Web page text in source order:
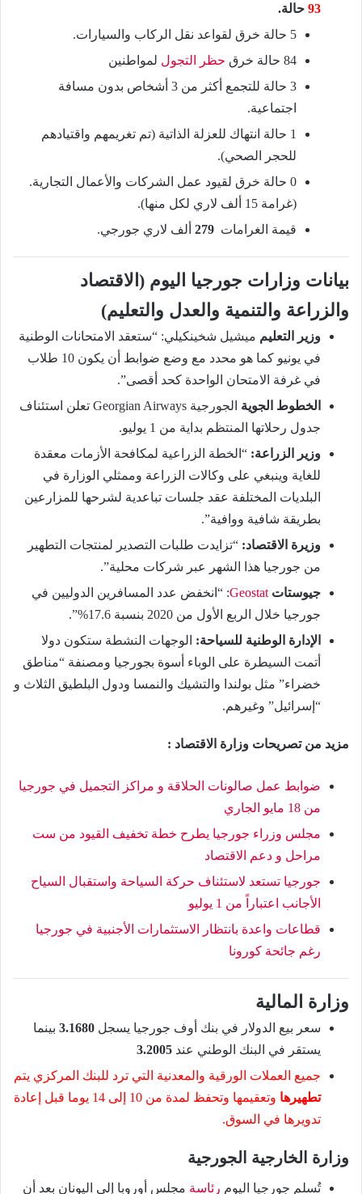
93 حالة.
5 حالة خرق لقواعد نقل الركاب والسيارات.
84 حالة خرق
حظر التجول لمواطنين
3 حالة للتجمع أكثر من 3 أشخاص بدون مسافة
اجتماعية.
1 حالة انتهاك للعزلة الذاتية (تم تغريمهم واقتيادهم
للحجر الصحي).
0 حالة خرق لقيود عمل الشركات والأعمال التجارية.
(غرامة 15 ألف لاري لكل منها).
قيمة الغرامات
ألف لاري جورجي.
بيانات وزارات جورجيا اليوم (الاقتصاد
والزراعة والتنمية والعدل والتعليم)
وزير التعليم ميشيل شخينكيلي: “ستعقد الامتحانات الوطنية
في يونيو كما هو محدد مع وضع ضوابط أن يكون 10 طلاب
في غرفة الامتحان الواحدة كحد أقصى”.
الخطوط الجوية
الجورجية Georgian Airways تعلن استئناف
جدول رحلاتها المنتظم بداية من 1 يوليو.
وزير الزراعة: “الخطة الزراعية لمكافحة الأزمات معقدة
للغاية وينبغي على وكالات الزراعة وممثلي الوزارة في
البلديات المختلفة عقد جلسات تباعدية لشرحها للمزارعين
بطريقة شافية ووافية”.
وزيرة الاقتصاد: “تزايدت طلبات التصدير لمنتجات التطهير
من جورجيا هذا الشهر عبر شركات محلية”.
جيوستات Geostat: “انخفض عدد المسافرين الدوليين في
جورجيا خلال الربع الأول من 2020 بنسبة 17.6%”.
الإدارة الوطنية للسياحة: الوجهات النشطة ستكون دولا
أتمت السيطرة على الوباء أسوة بجورجيا ومصنفة “مناطق
خضراء” مثل بولندا والتشيك والنمسا ودول البلطيق الثلاث و
“إسرائيل” وغيرهم.
مزيد من تصريحات وزارة الاقتصاد :
ضوابط عمل صالونات الحلاقة و مراكز التجميل في جورجيا
من 18 مايو الجاري
مجلس وزراء جورجيا يطرح خطة تخفيف القيود من ست
مراحل و دعم الاقتصاد
جورجيا تستعد لاستئناف حركة السياحة واستقبال السياح
الأجانب اعتباراً من 1 يوليو
قطاعات واعدة بانتظار الاستثمارات الأجنبية في جورجيا
رغم جائحة كورونا
وزارة المالية
سعر بيع الدولار في بنك أوف جورجيا يسجل 3.1680 بينما
يستقر في البنك الوطني عند 3.2005
جميع العملات الورقية والمعدنية التي ترد للبنك المركزي يتم
تطهيرها
وتعقيمها وتحفظ لمدة من 10 إلى 14 يوما قبل إعادة
تدويرها في السوق.
وزارة الخارجية الجورجية
تُسلم جورجيا اليوم رئاسة مجلس أوروبا إلى اليونان بعد أن